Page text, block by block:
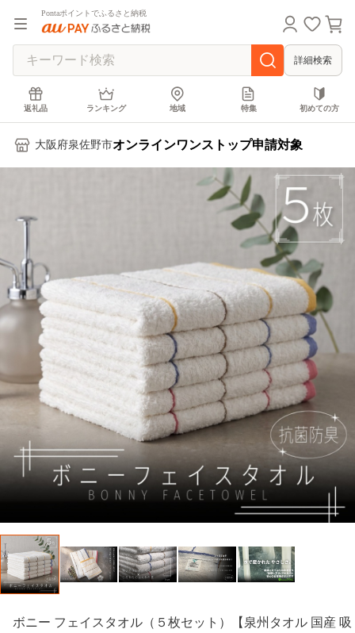
Pontaポイントでふるさと納税
詳細検索
返礼品 ランキング 地域 特集 初めての方
大阪府泉佐野市オンラインワンストップ申請対象
ボニー フェイスタオル（５枚セット）【泉州タオル 国産 吸